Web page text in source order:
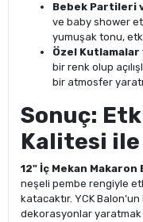
Bebek Partileri
ve baby shower
yumuşak tonu,
Özel Kutlamalar
bir renk olup
bir atmosfer
Sonuç:
Kalitesi ile
12" İç Mekan Makaron
neşeli pembe rengiyle
katacaktır. YCK
dekorasyonlar